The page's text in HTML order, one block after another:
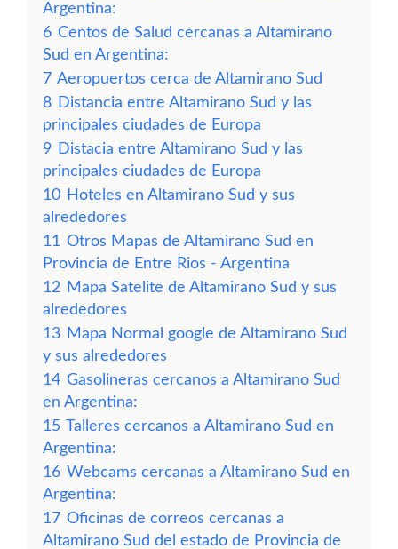
Argentina:
6 Centos de Salud cercanas a Altamirano
Sud en Argentina:
7 Aeropuertos cerca de Altamirano Sud
8 Distancia entre Altamirano Sud y las
principales ciudades de Europa
9 Distacia entre Altamirano Sud y las
principales ciudades de Europa
10 Hoteles en Altamirano Sud y sus
alrededores
11 Otros Mapas de Altamirano Sud en
Provincia de Entre Rios - Argentina
12 Mapa Satelite de Altamirano Sud y sus
alrededores
13 Mapa Normal google de Altamirano Sud
y sus alrededores
14 Gasolineras cercanos a Altamirano Sud
en Argentina:
15 Talleres cercanos a Altamirano Sud en
Argentina:
16 Webcams cercanas a Altamirano Sud en
Argentina:
17 Oficinas de correos cercanas a
Altamirano Sud del estado de Provincia de